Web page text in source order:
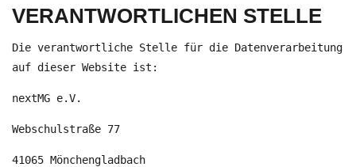
VERANTWORTLICHEN STELLE
Die verantwortliche Stelle für die Datenverarbeitung
auf dieser Website ist:
nextMG e.V.
Webschulstraße 77
41065 Mönchengladbach